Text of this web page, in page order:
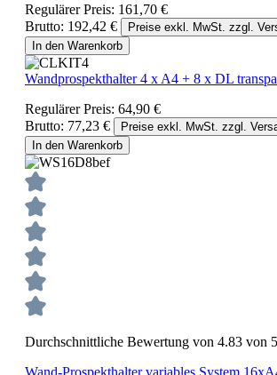
Regulärer Preis: 161,70 €
Brutto: 192,42 €
Preise exkl. MwSt. zzgl.
In den Warenkorb
Wandprospekthalter 4 x A4 + 8 x DL
Regulärer Preis: 64,90 €
Brutto: 77,23 €
Preise exkl. MwSt. zzgl.
In den Warenkorb
Durchschnittliche Bewertung von 4.83 von
Wand-Prospekthalter variables System